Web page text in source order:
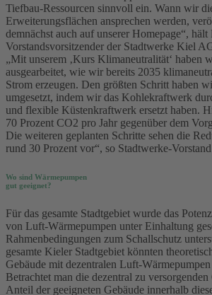
Tiefbau-Ressourcen sinnvoll ein. Wann wir
Erweiterungsflächen ansprechen werden,
demnächst auch auf unserer Homepage“,
Vorstandsvorsitzender der Stadtwerke Kiel
„Mit unserem ‚Kurs Klimaneutralität‘ haben
ausgearbeitet, wie wir bereits 2035
Strom erzeugen. Den größten Schritt haben
umgesetzt, indem wir das Kohlekraftwerk
und flexible Küstenkraftwerk ersetzt haben.
70 Prozent CO2 pro Jahr gegenüber dem
Die weiteren geplanten Schritte sehen die
rund 30 Prozent vor“, so Stadtwerke-
Wo sind Wärmepumpen
gut geeignet?
Für das gesamte Stadtgebiet wurde das
von Luft-Wärmepumpen unter Einhaltung
Rahmenbedingungen zum Schallschutz
gesamte Kieler Stadtgebiet könnten
Gebäude mit dezentralen Luft-
Betrachtet man die dezentral zu
Anteil der geeigneten Gebäude innerhalb